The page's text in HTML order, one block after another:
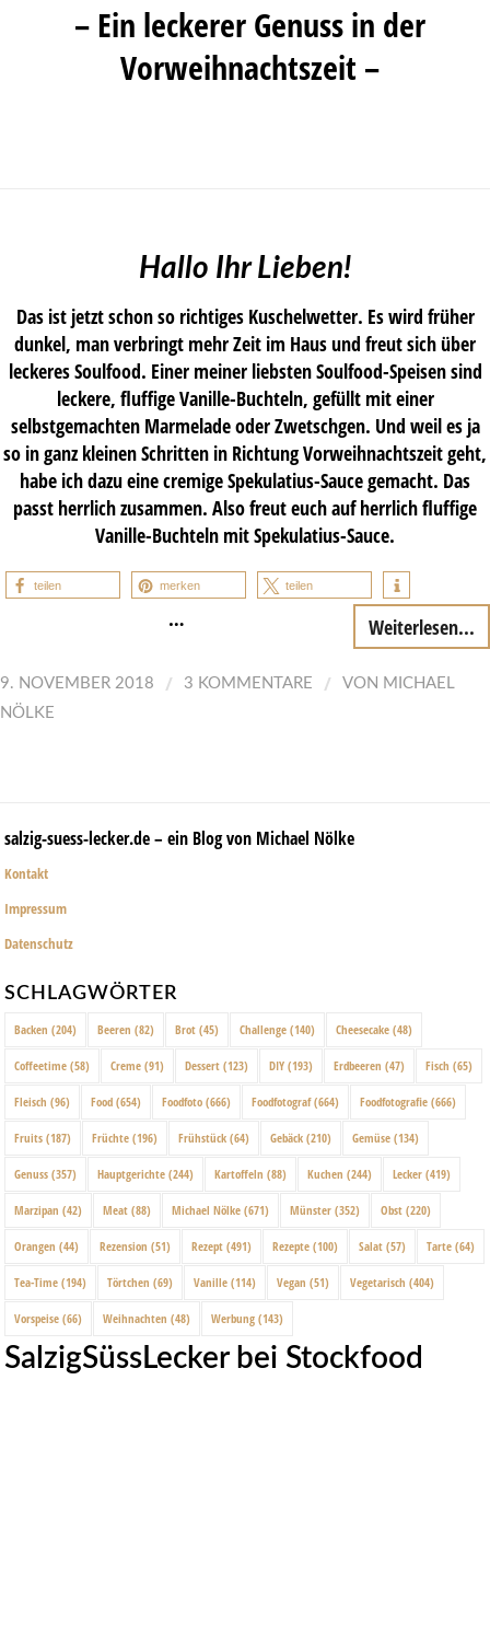
– Ein leckerer Genuss in der
Vorweihnachtszeit –
Hallo Ihr Lieben!
Das ist jetzt schon so richtiges Kuschelwetter. Es wird früher
dunkel, man verbringt mehr Zeit im Haus und freut sich über
leckeres Soulfood. Einer meiner liebsten Soulfood-Speisen sind
leckere, fluffige Vanille-Buchteln, gefüllt mit einer
selbstgemachten Marmelade oder Zwetschgen. Und weil es ja
so in ganz kleinen Schritten in Richtung Vorweihnachtszeit geht,
habe ich dazu eine cremige Spekulatius-Sauce gemacht. Das
passt herrlich zusammen. Also freut euch auf herrlich fluffige
Vanille-Buchteln mit Spekulatius-Sauce.
teilen merken teilen
… Weiterlesen...
9. NOVEMBER 2018 / 3 KOMMENTARE / VON MICHAEL
NÖLKE
salzig-suess-lecker.de – ein Blog von Michael Nölke
Kontakt
Impressum
Datenschutz
SCHLAGWÖRTER
Backen (204) Beeren (82) Brot (45) Challenge (140) Cheesecake (48)
Coffeetime (58) Creme (91) Dessert (123) DIY (193) Erdbeeren (47) Fisch (65)
Fleisch (96) Food (654) Foodfoto (666) Foodfotograf(664) Foodfotografie (666)
Fruits (187) Früchte (196) Frühstück (64) Gebäck (210) Gemüse (134)
Genuss (357) Hauptgerichte (244) Kartoffeln (88) Kuchen (244) Lecker (419)
Marzipan (42) Meat (88) Michael Nölke (671) Münster (352) Obst (220)
Orangen (44) Rezension (51) Rezept (491) Rezepte (100) Salat (57) Tarte (64)
Tea-Time (194) Törtchen (69) Vanille (114) Vegan (51) Vegetarisch (404)
Vorspeise (66) Weihnachten (48) Werbung (143)
SalzigSüssLecker bei Stockfood